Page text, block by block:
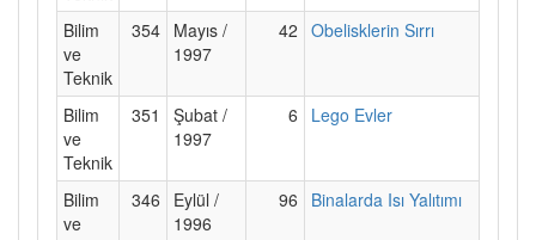
Bilim
ve
Teknik
354 Mayıs /
1997
42 Obelisklerin Sırrı
Bilim
ve
Teknik
351
Şubat /
1997
6 Lego Evler
Bilim
ve
346
Eylül /
1996
96 Binalarda Isı Yalıtımı